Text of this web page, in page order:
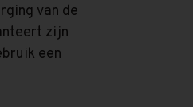
van de
zijn
een